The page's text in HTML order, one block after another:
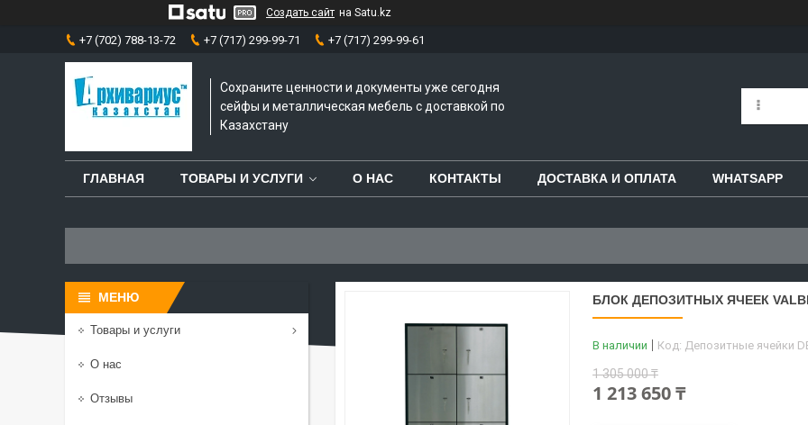
Создать сайт на Satu.kz
+7 (702) 788-13-72 +7 (717) 299-99-71 +7 (717) 299-99-61
Сохраните ценности и документы уже сегодня
сейфы и металлическая мебель с доставкой по
Казахстану
ГЛАВНАЯ ТОВАРЫ И УСЛУГИ О НАС КОНТАКТЫ ДОСТАВКА И ОПЛАТА WHATSAPP
БЛОК ДЕПОЗИТНЫХ ЯЧЕЕК
В наличии Код: Депозитные ячейки
1 305 000 ₸
1 213 650 ₸
Товары и услуги
О нас
Отзывы